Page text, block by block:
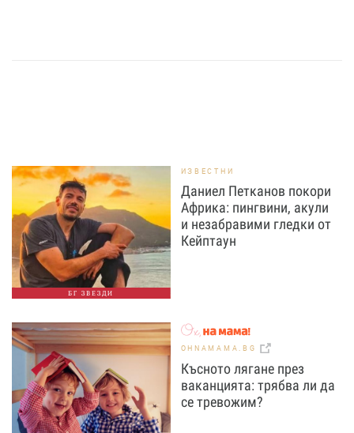
БГ ЗВЕЗДИ
ИЗВЕСТНИ
Даниел Петканов покори
Африка: пингвини, акули
и незабравими гледки от
Кейптаун
OHNAMAMA.BG
Късното лягане през
ваканцията: трябва ли да
се тревожим?